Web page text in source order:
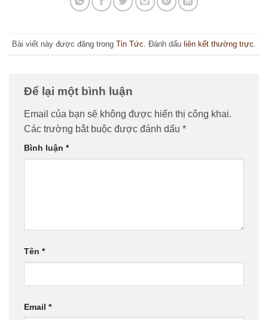
Bài viết này được đăng trong Tin Tức . Đánh dấu liên kết thường trực
Để lại một bình luận
Email của bạn sẽ không được hiển thị công khai.
Các trường bắt buộc được đánh dấu *
Bình luận *
Tên *
Email *